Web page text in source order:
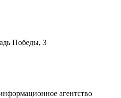
Победы, 3
агентство